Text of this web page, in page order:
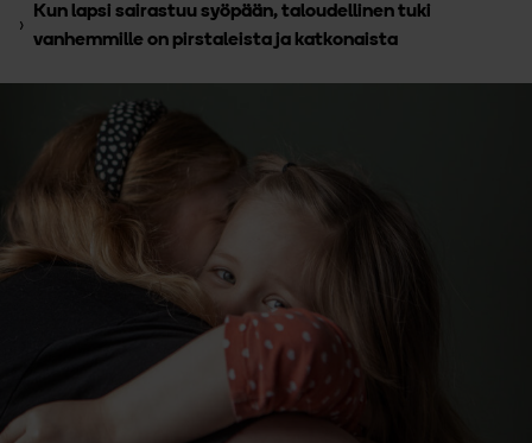
Kun lapsi sairastuu syöpään, taloudellinen tuki
vanhemmille on pirstaleista ja katkonaista